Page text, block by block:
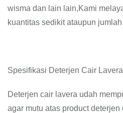
wisma dan lain lain,Kami
kuantitas sedikit ataupun
Spesifikasi Deterjen Cair Lavera
Deterjen cair lavera udah
agar mutu atas product